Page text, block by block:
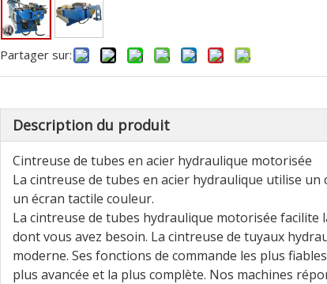
Partager sur:
Description du produit
Cintreuse de tubes en acier hydraulique motorisée
La cintreuse de tubes en acier hydraulique utilise
un écran tactile couleur.
La cintreuse de tubes hydraulique motorisée facilite
dont vous avez besoin. La cintreuse de tuyaux
moderne. Ses fonctions de commande les plus
plus avancée et la plus complète. Nos machines